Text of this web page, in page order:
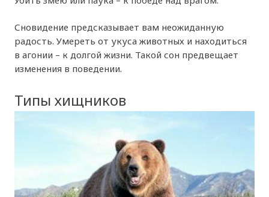
Сновидение предсказывает вам неожиданную
радость. Умереть от укуса животных и находиться
в агонии – к долгой жизни. Такой сон предвещает
изменения в поведении.
Типы хищников